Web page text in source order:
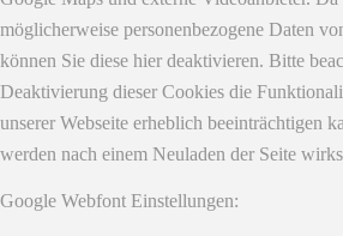
möglicherweise personenbezogene Daten
können Sie diese hier deaktivieren. Bitte
Deaktivierung dieser Cookies die
unserer Webseite erheblich beeinträchtigen
werden nach einem Neuladen der Seite
Google Webfont Einstellungen: